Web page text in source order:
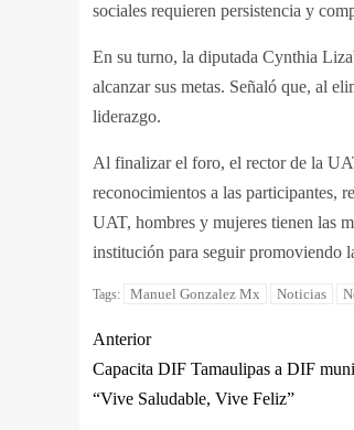
sociales requieren persistencia y
En su turno, la diputada Cynthia
alcanzar sus metas. Señaló que, al
liderazgo.
Al finalizar el foro, el rector de la
reconocimientos a las participantes,
UAT, hombres y mujeres tienen las
institución para seguir promoviendo
Tags: Manuel Gonzalez Mx Noticias
Anterior
Capacita DIF Tamaulipas a DIF
“Vive Saludable, Vive Feliz”